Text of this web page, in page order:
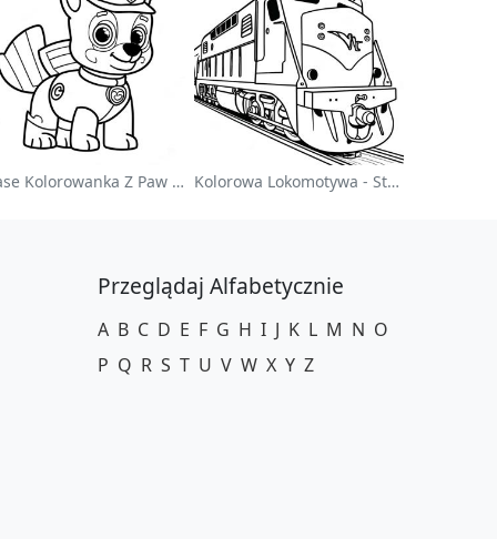
Chase Kolorowanka Z Paw Patrol Kolorowa Lokomotywa - Strona Do Kolorowania
Przeglądaj Alfabetycznie
A B C D E F G H I J K L M N O
P Q R S T U V W X Y Z